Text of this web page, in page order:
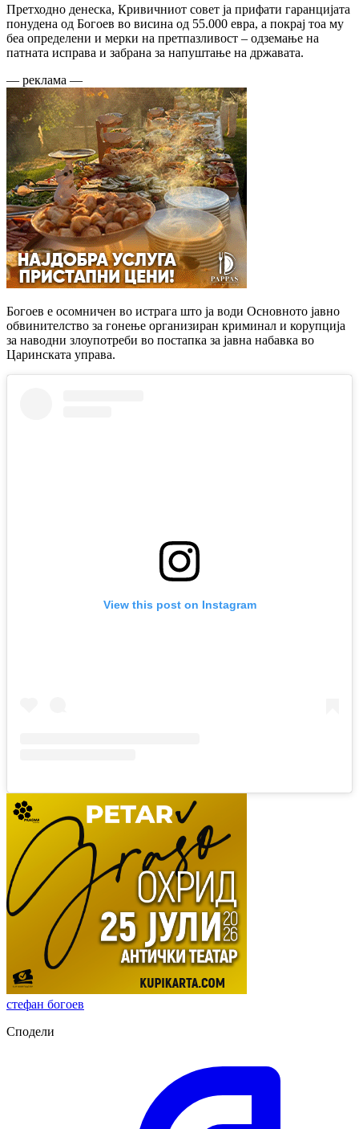
Претходно денеска, Кривичниот совет ја прифати гаранцијата
понудена од Богоев во висина од 55.000 евра, а покрај тоа му
беа определени и мерки на претпазливост – одземање на
патната исправа и забрана за напуштање на државата.
— реклама —
Богоев е осомничен во истрага што ја води Основното јавно
обвинителство за гонење организиран криминал и корупција
за наводни злоупотреби во постапка за јавна набавка во
Царинската управа.
View this post on Instagram
стефан богоев
Сподели